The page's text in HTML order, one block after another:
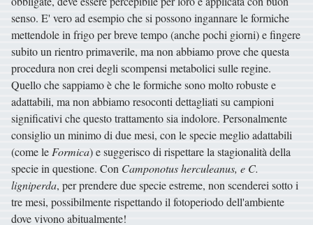
senso. E' vero ad esempio che si possono ingannare le formiche
mettendole in frigo per breve tempo (anche pochi giorni) e fingere
subito un rientro primaverile, ma non abbiamo prove che questa
procedura non crei degli scompensi metabolici sulle regine.
Quello che sappiamo è che le formiche sono molto robuste e
adattabili, ma non abbiamo resoconti dettagliati su campioni
significativi che questo trattamento sia indolore. Personalmente
consiglio un minimo di due mesi, con le specie meglio adattabili
(come leFormica) e suggerisco di rispettare la stagionalità della
specie in questione. Con Camponotus herculeanus, e C.
ligniperda, per prendere due specie estreme, non scenderei sotto i
tre mesi, possibilmente rispettando il fotoperiodo dell'ambiente
dove vivono abitualmente!